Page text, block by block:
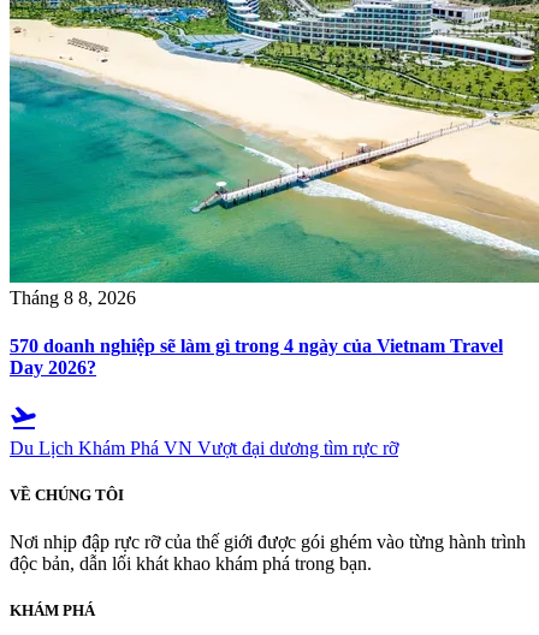
Tháng 8 8, 2026
570 doanh nghiệp sẽ làm gì trong 4 ngày của Vietnam Travel
Day 2026?
flight_takeoff
Du Lịch Khám Phá VN Vượt đại dương tìm rực rỡ
VỀ CHÚNG TÔI
Nơi nhịp đập rực rỡ của thế giới được gói ghém vào từng hành trình
độc bản, dẫn lối khát khao khám phá trong bạn.
KHÁM PHÁ